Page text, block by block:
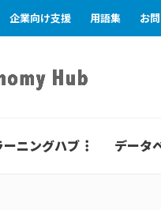
企業向け支援 用語集 お
ーニングハブ データ